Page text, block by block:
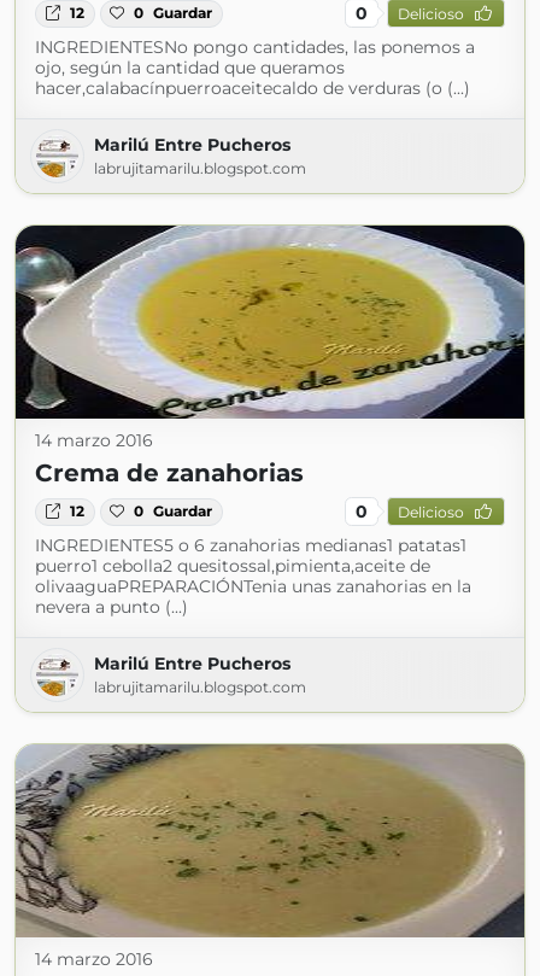
12 0 Guardar 0 Delicioso
INGREDIENTESNo pongo cantidades, las ponemos a
ojo, según la cantidad que queramos
hacer,calabacínpuerroaceitecaldo de verduras (o (...)
Marilú Entre Pucheros
labrujitamarilu.blogspot.com
14 marzo 2016
Crema de zanahorias
12 0 Guardar 0 Delicioso
INGREDIENTES5 o 6 zanahorias medianas1 patatas1
puerro1 cebolla2 quesitossal,pimienta,aceite de
olivaaguaPREPARACIÓNTenia unas zanahorias en la
nevera a punto (...)
Marilú Entre Pucheros
labrujitamarilu.blogspot.com
14 marzo 2016